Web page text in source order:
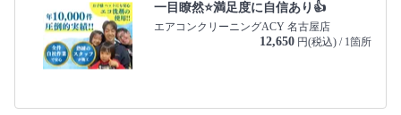
一目瞭然⭐満足度に自信あり👍
エアコンクリーニングACY 名古屋店
12,650 円(税込) / 1箇所